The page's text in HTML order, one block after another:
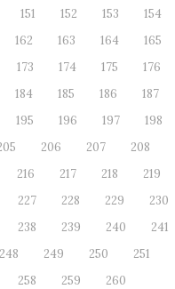
151 152 153
154
162 163 164
165
173 174 175
176
184 185 186
187
195 196 197
198
206 207
208
216 217 218
219
227 228 229
230
238 239 240
241
248 249 250
251
258 259 260